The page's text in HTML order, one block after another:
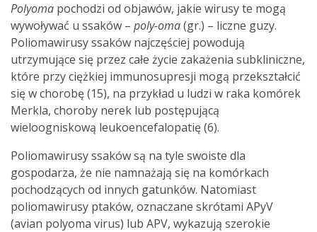
Polyoma pochodzi od objawów, jakie wirusy te mogą
wywoływać u ssaków – poly-oma(gr.) – liczne guzy.
Poliomawirusy ssaków najczęściej powodują
utrzymujące się przez całe życie zakażenia subkliniczne,
które przy ciężkiej immunosupresji mogą przekształcić
się w chorobę (15), na przykład u ludzi w raka komórek
Merkla, choroby nerek lub postępującą
wieloogniskową leukoencefalopatię (6).
Poliomawirusy ssaków są na tyle swoiste dla
gospodarza, że nie namnażają się na komórkach
pochodzących od innych gatunków. Natomiast
poliomawirusy ptaków, oznaczane skrótami APyV
(avian polyoma virus) lub APV, wykazują szerokie